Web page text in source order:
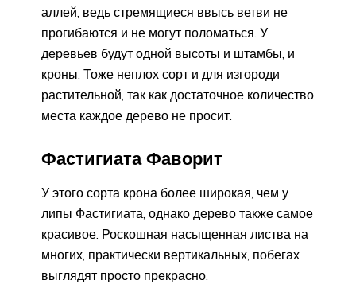
аллей, ведь стремящиеся ввысь ветви не
прогибаются и не могут поломаться. У
деревьев будут одной высоты и штамбы, и
кроны. Тоже неплох сорт и для изгороди
растительной, так как достаточное количество
места каждое дерево не просит.
Фастигиата Фаворит
У этого сорта крона более широкая, чем у
липы Фастигиата, однако дерево также самое
красивое. Роскошная насыщенная листва на
многих, практически вертикальных, побегах
выглядят просто прекрасно.